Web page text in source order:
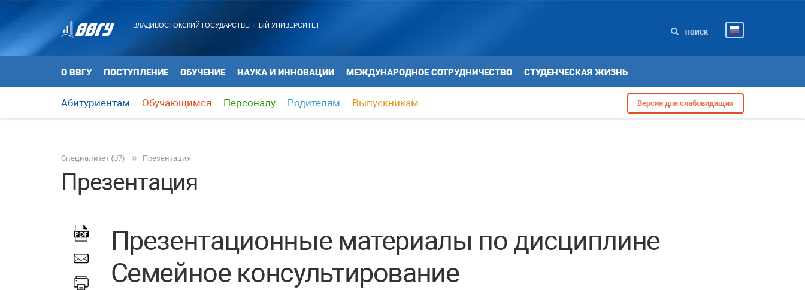
ВЛАДИВОСТОКСКИЙ ГОСУДАРСТВЕННЫЙ УНИВЕРСИТЕТ
ПОИСК
О ВВГУ ПОСТУПЛЕНИЕ ОБУЧЕНИЕ НАУКА И ИННОВАЦИИ МЕЖДУНАРОДНОЕ СОТРУДНИЧЕСТВО СТУДЕНЧЕСКАЯ ЖИЗНЬ
Абитуриентам Обучающимся Персоналу Родителям Выпускникам Версия для слабовидящих
Специалитет {U7} Презентация
Презентация
Презентационные материалы по дисциплине
Семейное консультирование